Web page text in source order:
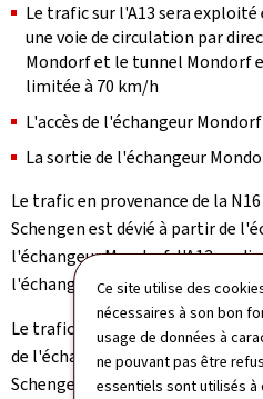
Ce site utilise des
nécessaires à son bon
usage de données à
ne pouvant pas être
essentiels sont utilisés
Le trafic sur l'A13 sera
une voie de circulation par
Mondorf et le tunnel Mondorf
limitée à 70 km/h
L'accès de l'échangeur
La sortie de l'échangeur
Le trafic en provenance de la
Schengen est dévié à partir de
l'échangeur Mondorf, l'A13 en
l'échangeur Altwies.
Le trafic en provenance de l'A13
de l'échangeur Mondorf est
Schengen, l'échangeur